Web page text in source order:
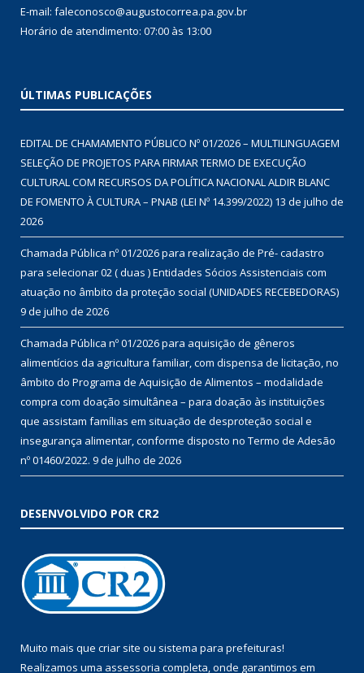
E-mail: faleconosco@augustocorrea.pa.gov.br
Horário de atendimento: 07:00 às 13:00
ÚLTIMAS PUBLICAÇÕES
EDITAL DE CHAMAMENTO PÚBLICO Nº 01/2026 – MULTILINGUAGEM
SELEÇÃO DE PROJETOS PARA FIRMAR TERMO DE EXECUÇÃO
CULTURAL COM RECURSOS DA POLÍTICA NACIONAL ALDIR BLANC
DE FOMENTO À CULTURA – PNAB (LEI Nº 14.399/2022) 13 de julho de
2026
Chamada Pública nº 01/2026 para realização de Pré- cadastro
para selecionar 02 ( duas ) Entidades Sócios Assistenciais com
atuação no âmbito da proteção social (UNIDADES RECEBEDORAS)
9 de julho de 2026
Chamada Pública nº 01/2026 para aquisição de gêneros
alimentícios da agricultura familiar, com dispensa de licitação, no
âmbito do Programa de Aquisição de Alimentos – modalidade
compra com doação simultânea – para doação às instituições
que assistam famílias em situação de desproteção social e
insegurança alimentar, conforme disposto no Termo de Adesão
nº 01460/2022. 9 de julho de 2026
DESENVOLVIDO POR CR2
Muito mais que criar site ou sistema para prefeituras!
Realizamos uma assessoria completa, onde garantimos em